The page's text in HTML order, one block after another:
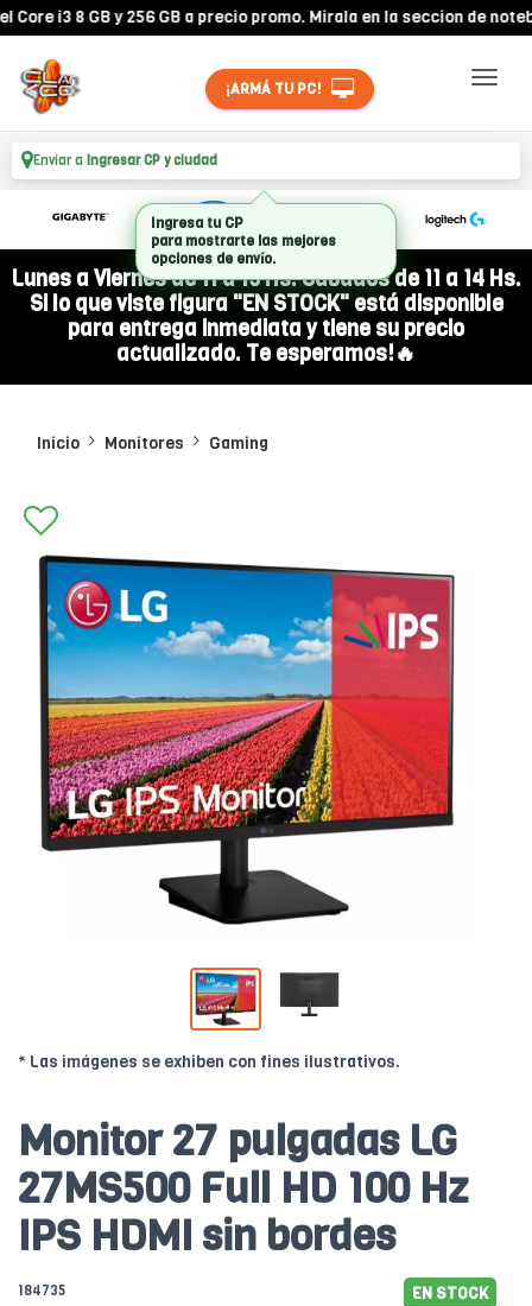
i3 8 GB y 256 GB a precio promo. Mirala en la seccion de
¡ARMÁ TU PC!
Enviar a Ingresar CP y ciudad
Lunes a Viernes de 11 a 19 Hs. Sábados de 11 a 14 Hs.
Si lo que viste figura "EN STOCK" está disponible
para entrega inmediata y tiene su precio
actualizado. Te esperamos!🔥
Inicio Monitores Gaming
* Las imágenes se exhiben con fines ilustrativos.
Monitor 27 pulgadas LG
27MS500 Full HD 100 Hz
IPS HDMI sin bordes
184735 EN STOCK